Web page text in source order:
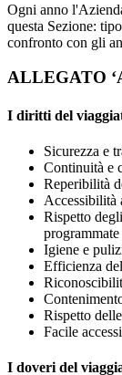
Ogni anno
questa Sezione:
confronto con gli
ALLEGATO
I diritti del
Sicurezza e
Continuità e
Reperibilità
Accessibilità
Rispetto
programmate
Igiene e
Efficienza
Rispetto
Facile
I doveri del